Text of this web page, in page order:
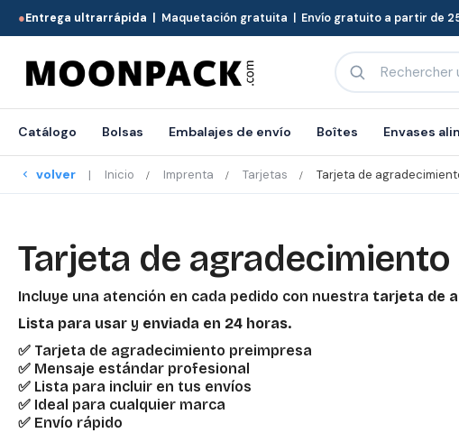
●Entrega ultrarrápida | Maquetación gratuita | Envío gratuito a partir de
Catálogo Bolsas Embalajes de envío Boîtes Envases
volver Inicio Imprenta Tarjetas Tarjeta de
Tarjeta de
Incluye una atención en cada pedido con nuestra tarjeta de
Lista para usar y enviada en 24 horas.
✅ Tarjeta de agradecimiento preimpresa
✅ Mensaje estándar profesional
✅ Lista para incluir en tus envíos
✅ Ideal para cualquier marca
✅ Envío rápido